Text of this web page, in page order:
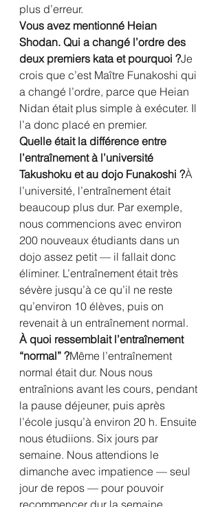
plus d’erreur.
Vous avez mentionné Heian
Shodan. Qui a changé l’ordre des
deux premiers kata et pourquoi ?Je
crois que c’est Maître Funakoshi qui
a changé l’ordre, parce que Heian
Nidan était plus simple à exécuter. Il
l’a donc placé en premier.
Quelle était la différence entre
l’entraînement à l’université
Takushoku et au dojo Funakoshi ?À
l’université, l’entraînement était
beaucoup plus dur. Par exemple,
nous commencions avec environ
200 nouveaux étudiants dans un
dojo assez petit — il fallait donc
éliminer. L’entraînement était très
sévère jusqu’à ce qu’il ne reste
qu’environ 10 élèves, puis on
revenait à un entraînement normal.
À quoi ressemblait l’entraînement
“normal” ?Même l’entraînement
normal était dur. Nous nous
entraînions avant les cours, pendant
la pause déjeuner, puis après
l’école jusqu’à environ 20 h. Ensuite
nous étudiions. Six jours par
semaine. Nous attendions le
dimanche avec impatience — seul
jour de repos — pour pouvoir
recommencer dur la semaine